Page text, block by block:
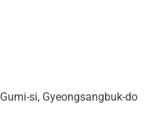
si, Gyeongsangbuk-do